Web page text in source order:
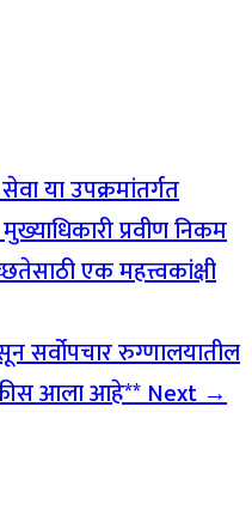
या उपक्रमांतर्गत
प्रवीण निकम
एक महत्त्वकांक्षी
सर्वोपचार रुग्णालयातील
आला आहे**Next →